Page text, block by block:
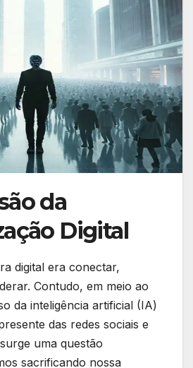
da
Digital
digital era conectar,
Contudo, em meio ao
da inteligência artificial (IA)
das redes sociais e
uma questão
sacrificando nossa